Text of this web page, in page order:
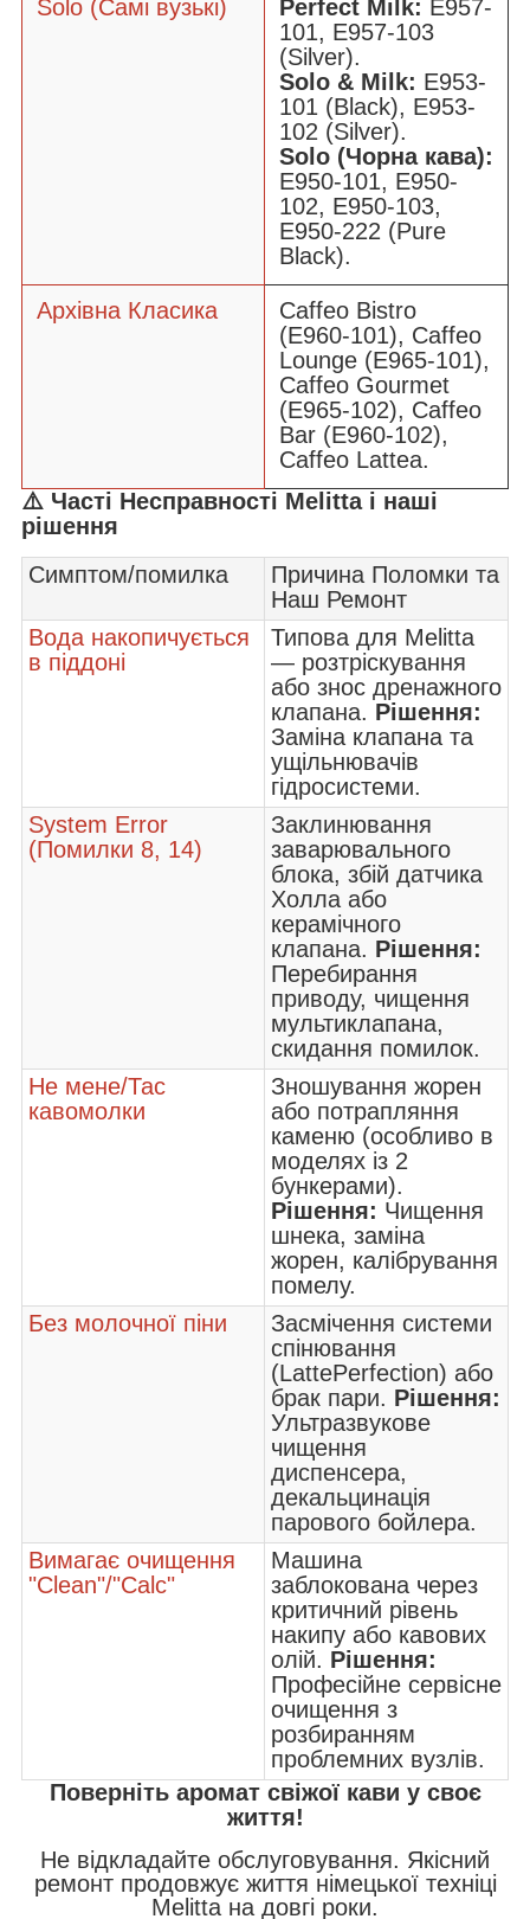
Solo (Самі вузькі) Perfect Milk: E957-
101, E957-103
(Silver).
Solo & Milk: E953-
101 (Black), E953-
102 (Silver).
Solo (Чорна кава):
E950-101, E950-
102, E950-103,
E950-222 (Pure
Black).
Архівна Класика
Caffeo Bistro
(E960-101), Caffeo
Lounge (E965-101),
Caffeo Gourmet
(E965-102), Caffeo
Bar (E960-102),
Caffeo Lattea.
⚠️ Часті Несправності Melitta і наші
рішення
Симптом/помилка
Причина Поломки та
Наш Ремонт
Вода накопичується
в піддоні
Типова для Melitta
— розтріскування
або знос дренажного
клапана. Рішення:
Заміна клапана та
ущільнювачів
гідросистеми.
System Error
(Помилки 8, 14)
Заклинювання
заварювального
блока, збій датчика
Холла або
керамічного
клапана. Рішення:
Перебирання
приводу, чищення
мультиклапана,
скидання помилок.
Не мене/Тас
кавомолки
Зношування жорен
або потрапляння
каменю (особливо в
моделях із 2
бункерами).
Рішення: Чищення
шнека, заміна
жорен, калібрування
помелу.
Без молочної піни
Засмічення системи
спінювання
(LattePerfection) або
брак пари. Рішення:
Ультразвукове
чищення
диспенсера,
декальцинація
парового бойлера.
Вимагає очищення
"Clean"/"Calc"
Машина
заблокована через
критичний рівень
накипу або кавових
олій. Рішення:
Професійне сервісне
очищення з
розбиранням
проблемних вузлів.
Поверніть аромат свіжої кави у своє
життя!
Не відкладайте обслуговування. Якісний
ремонт продовжує життя німецької техніці
Melitta на довгі роки.